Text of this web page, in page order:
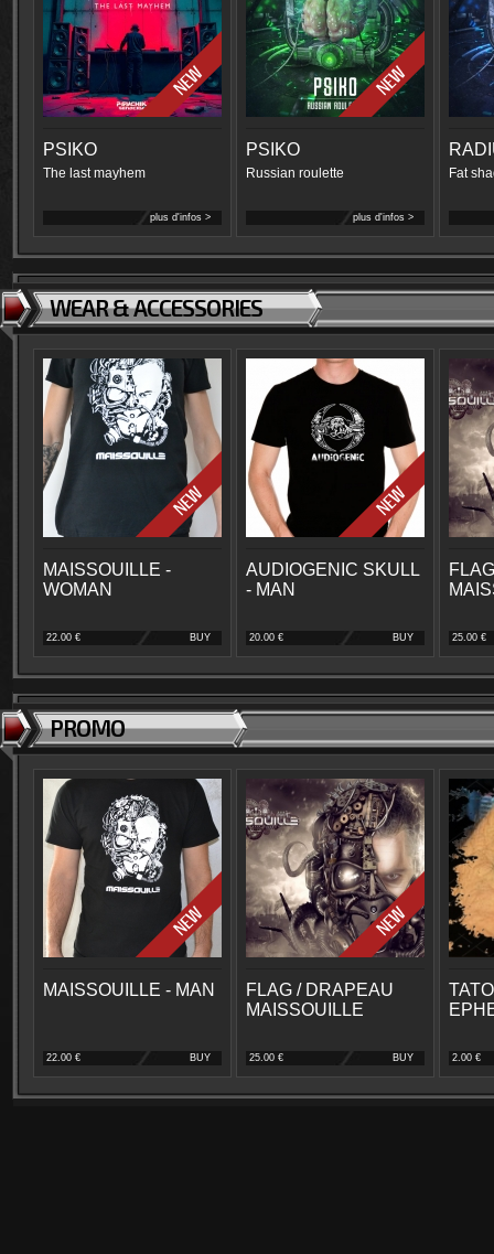
PSIKO
The last mayhem
plus d'infos >
PSIKO
Russian roulette
plus d'infos >
Fat
WEAR & ACCESSORIES
MAISSOUILLE -
WOMAN
22.00 € BUY
AUDIOGENIC SKULL
- MAN
20.00 € BUY 25.00 €
PROMO
MAISSOUILLE - MAN
22.00 € BUY
FLAG / DRAPEAU
MAISSOUILLE
25.00 € BUY 2.00 €